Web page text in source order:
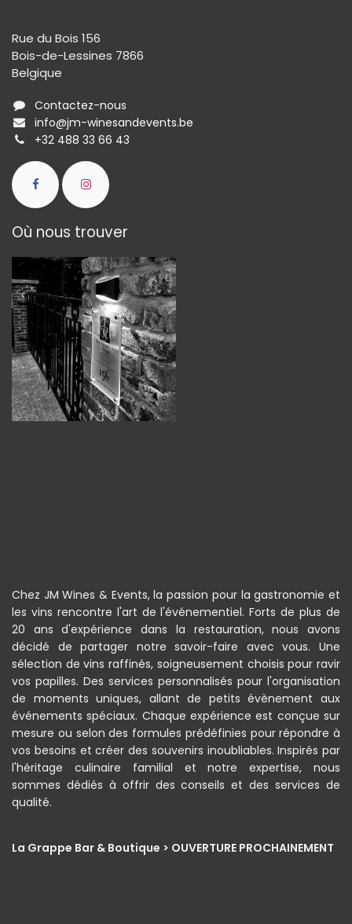
Rue du Bois 156
Bois-de-Lessines 7866
Belgique
Contactez-nous
info@jm-winesandevents.be
+32 488 33 66 43
Où nous trouver
Chez JM Wines & Events, la passion pour la gastronomie et
les vins rencontre l'art de l'événementiel. Forts de plus de
20 ans d'expérience dans la restauration, nous avons
décidé de partager notre savoir-faire avec vous. Une
sélection de vins raffinés, soigneusement choisis pour ravir
vos papilles. Des services personnalisés pour l'organisation
de moments uniques, allant de petits évènement aux
événements spéciaux. Chaque expérience est conçue sur
mesure ou selon des formules prédéfinies pour répondre à
vos besoins et créer des souvenirs inoubliables. Inspirés par
l'héritage culinaire familial et notre expertise, nous
sommes dédiés à offrir des conseils et des services de
qualité.
La Grappe Bar & Boutique > OUVERTURE PROCHAINEMENT